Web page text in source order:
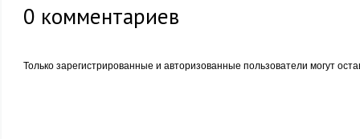
0 комментариев
Только зарегистрированные и авторизованные пользователи могут